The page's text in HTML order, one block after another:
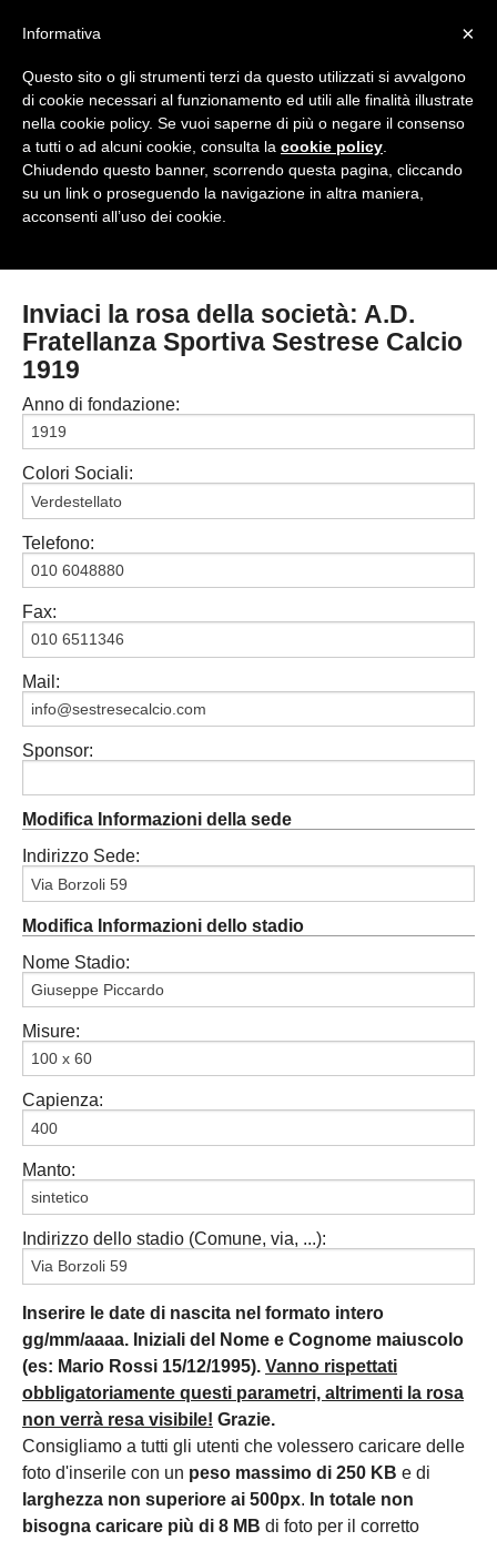
Top Menu
HOME
Accedi / Registrati
PROVINCE
CHIAVARI
GENOVA
LA SPEZIA
SAVONA
Campionati e Risultati:
NAZIONALI
REGIONALI
Inviaci la rosa della società: A.D.
Fratellanza Sportiva Sestrese Calcio
1919
Anno di fondazione:
Colori Sociali:
Telefono:
Fax:
Mail:
Sponsor:
Modifica Informazioni della sede
Indirizzo Sede:
Modifica Informazioni dello stadio
Nome Stadio:
Misure:
Capienza:
Manto:
Indirizzo dello stadio (Comune, via, ...):
Inserire le date di nascita nel formato intero
gg/mm/aaaa. Iniziali del Nome e Cognome maiuscolo
(es: Mario Rossi 15/12/1995). Vanno rispettati
obbligatoriamente questi parametri, altrimenti la rosa
non verrà resa visibile! Grazie.
Consigliamo a tutti gli utenti che volessero caricare delle
foto d'inserile con un peso massimo di 250 KB e di
larghezza non superiore ai 500px. In totale non
bisogna caricare più di 8 MB di foto per il corretto
×
Informativa
Questo sito o gli strumenti terzi da questo utilizzati si avvalgono
di cookie necessari al funzionamento ed utili alle finalità illustrate
nella cookie policy. Se vuoi saperne di più o negare il consenso
a tutti o ad alcuni cookie, consulta la cookie policy
Chiudendo questo banner, scorrendo questa pagina, cliccando
su un link o proseguendo la navigazione in altra maniera,
acconsenti all’uso dei cookie.